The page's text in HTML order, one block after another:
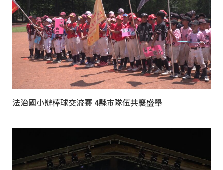
法治國小辦棒球交流賽 4縣市隊伍共襄盛舉